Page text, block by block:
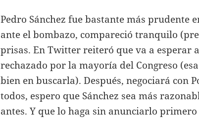
Pedro Sánchez fue bastante más prudente
ante el bombazo, compareció tranquilo
prisas. En Twitter reiteró que va a esperar
rechazado por la mayoría del Congreso
bien en buscarla). Después, negociará con
todos, espero que Sánchez sea más
antes. Y que lo haga sin anunciarlo